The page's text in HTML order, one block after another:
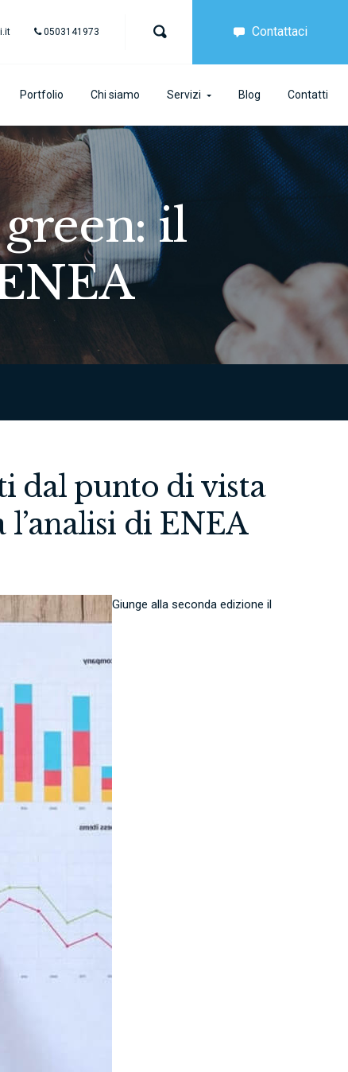
0503141973 Contattaci
Portfolio Chi siamo Servizi Blog Contatti
il
dal punto di vista
di ENEA
Giunge alla seconda edizione il